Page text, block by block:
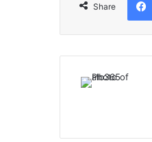
Share